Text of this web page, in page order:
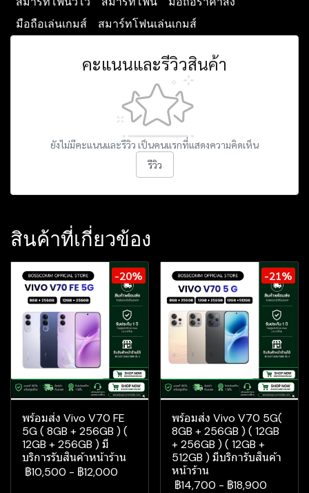
มือถือเล่นเกมส์
สมาร์ทโฟนเล่นเกมส์
คะแนนและรีวิวสินค้า
ยังไม่มีคะแนนและรีวิว เป็นคนแรกที่แสดงความคิดเห็น
รีวิว
สินค้าที่เกี่ยวข้อง
-20%
พร้อมส่ง Vivo V70 FE
5G ( 8GB + 256GB ) (
12GB + 256GB ) มี
บริการรับสินค้าหน้าร้าน
฿10,500 - ฿12,000
-21%
พร้อมส่ง Vivo V70 5G(
8GB + 256GB ) ( 12GB
+ 256GB ) ( 12GB +
512GB ) มีบริการับสินค้า
หน้าร้าน
฿14,700 - ฿18,900